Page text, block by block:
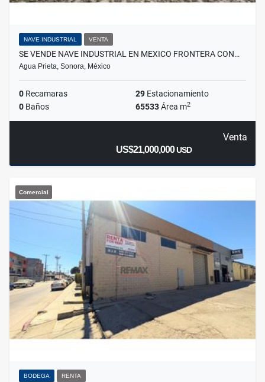
NAVE INDUSTRIAL VENTA
SE VENDE NAVE INDUSTRIAL EN MEXICO FRONTERA CON…
Agua Prieta, Sonora, México
0 Recamaras 29 Estacionamiento
0 Baños 65533Área m2
Venta
US$21,000,000USD
Comercial
BODEGA RENTA